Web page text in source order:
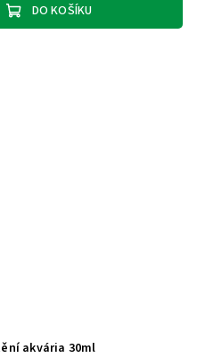
DO KOŠÍKU
akvária 30ml